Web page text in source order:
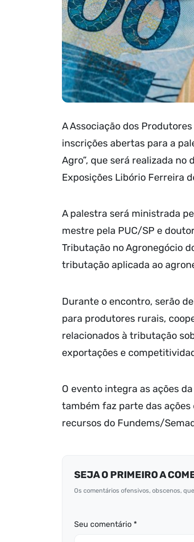
A Associação dos
inscrições abertas para a
Agro”, que será realizada no
Exposições Libório Ferreira
A palestra será ministrada
mestre pela PUC/SP e
Tributação no Agronegócio
tributação aplicada ao
Durante o encontro, serão
para produtores rurais,
relacionados à tributação
exportações e
O evento integra as ações
também faz parte das
recursos do Fundems/
SEJA O PRIMEIRO A
Os comentários ofensivos, obscenos,
Seu comentário *